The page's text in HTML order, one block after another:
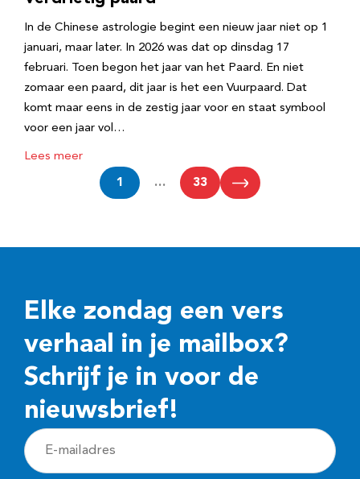
In de Chinese astrologie begint een nieuw jaar niet op 1
januari, maar later. In 2026 was dat op dinsdag 17
februari. Toen begon het jaar van het Paard. En niet
zomaar een paard, dit jaar is het een Vuurpaard. Dat
komt maar eens in de zestig jaar voor en staat symbool
voor een jaar vol…
Lees meer
1 … 33
Elke zondag een vers
verhaal in je mailbox?
Schrijf je in voor de
nieuwsbrief!
E
-